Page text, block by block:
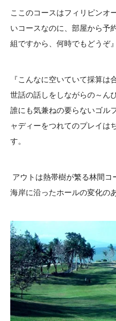
ここのコースはフィリピンオ
いコースなのに、部屋から予
組ですから、何時でもどうぞ
『こんなに空いていて採算
世話の話しをしながらの～ん
誰にも気兼ねの要らないゴル
ャディーをつれてのプレイは
す。
アウトは熱帯樹が繁る林間
海岸に沿ったホールの変化の